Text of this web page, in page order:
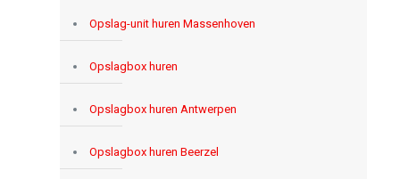
Opslag-unit huren Massenhoven
Opslagbox huren
Opslagbox huren Antwerpen
Opslagbox huren Beerzel